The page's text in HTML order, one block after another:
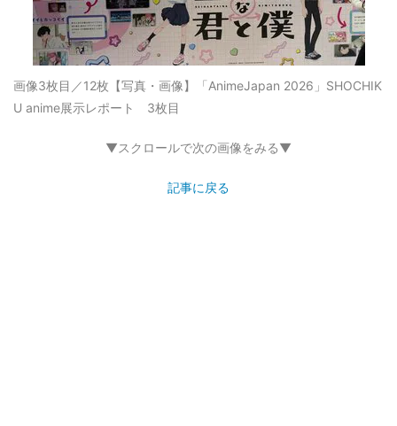
画像3枚目／12枚 【写真・画像】「AnimeJapan 2026」SHOCHIK
U anime展示レポート 3枚目
▼スクロールで次の画像をみる▼
記事に戻る